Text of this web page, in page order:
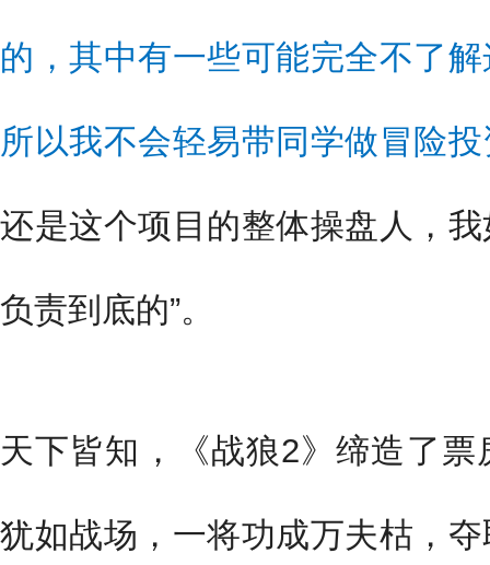
的，其中有一些可能完全不了
所以我不会轻易带同学做冒险
还是这个项目的整体操盘人，
负责到底的”。
天下皆知，《战狼2》缔造了
犹如战场，一将功成万夫枯，